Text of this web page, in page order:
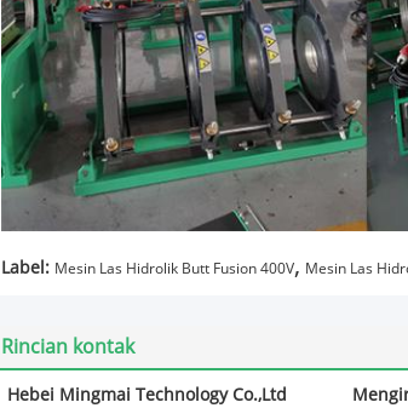
Label: Mesin Las Hidrolik Butt Fusion 400V, Mesin Las
Rincian kontak
Hebei Mingmai Technology Co.,Ltd